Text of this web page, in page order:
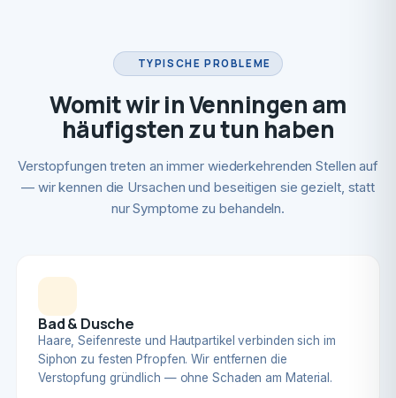
TYPISCHE PROBLEME
Womit wir in Venningen am
häufigsten zu tun haben
Verstopfungen treten an immer wiederkehrenden Stellen auf
— wir kennen die Ursachen und beseitigen sie gezielt, statt
nur Symptome zu behandeln.
Bad & Dusche
Haare, Seifenreste und Hautpartikel verbinden sich im
Siphon zu festen Pfropfen. Wir entfernen die
Verstopfung gründlich — ohne Schaden am Material.